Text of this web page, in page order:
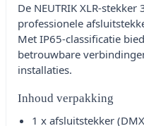
De NEUTRIK XLR-
professionele
Met IP65-classificatie
betrouwbare
installaties.
Inhoud verpakking
1 x afsluitstekker